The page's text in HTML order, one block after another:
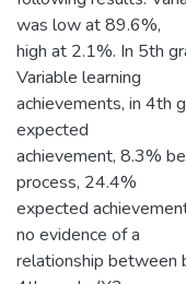
was low at 89.6%,
high at 2.1%. In 5th
Variable learning
achievements, in 4th
expected
achievement, 8.3%
process, 24.4%
expected
no evidence of a
relationship between